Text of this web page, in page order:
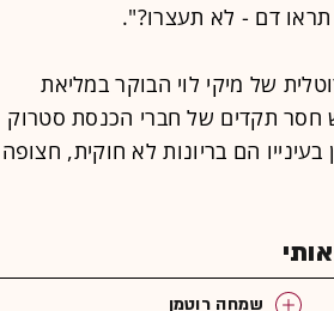
דם - לא תעצרו?".
של מיקי לוי הבוקר במליאת
חסר תקדים של חברי הכנסת סטרוק
הם בריונות לא חוקית, חצופה
שמחה רוטמן